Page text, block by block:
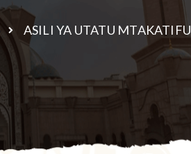
ASILI YA UTATU MTAKATIFU